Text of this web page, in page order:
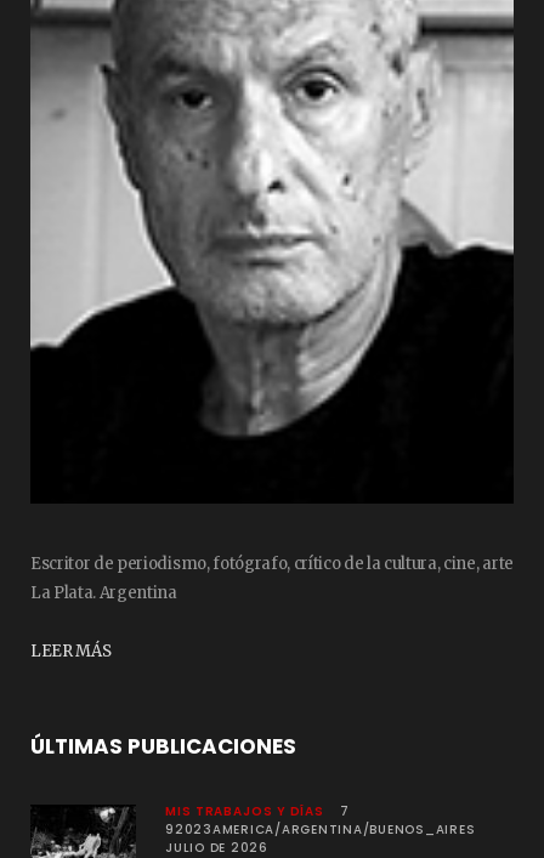
Escritor de periodismo, fotógrafo, crítico de la cultura, cine, arte
La Plata. Argentina
LEER MÁS
ÚLTIMAS PUBLICACIONES
MIS TRABAJOS Y DÍAS
7
92023AMERICA/ARGENTINA/BUENOS_AIRES
JULIO DE 2026